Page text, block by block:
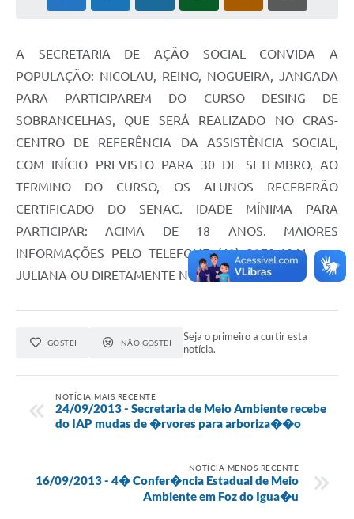
A SECRETARIA DE AÇÃO SOCIAL CONVIDA A
POPULAÇÃO: NICOLAU, REINO, NOGUEIRA, JANGADA
PARA PARTICIPAREM DO CURSO DESING DE
SOBRANCELHAS, QUE SERÁ REALIZADO NO CRAS-
CENTRO DE REFERÊNCIA DA ASSISTÊNCIA SOCIAL,
COM INÍCIO PREVISTO PARA 30 DE SETEMBRO, AO
TERMINO DO CURSO, OS ALUNOS RECEBERÃO
CERTIFICADO DO SENAC. IDADE MÍNIMA PARA
PARTICIPAR: ACIMA DE 18 ANOS. MAIORES
INFORMAÇÕES PELO TELEFONE (42) 3278-1041 com
JULIANA OU DIRETAMENTE NO CRAS.
GOSTEI NÃO GOSTEI
Seja o primeiro a curtir esta
notícia.
NOTÍCIA MAIS RECENTE
24/09/2013 - Secretaria de Meio Ambiente recebe
do IAP mudas de �rvores para arboriza��o
NOTÍCIA MENOS RECENTE
16/09/2013 - 4� Confer�ncia Estadual de Meio
Ambiente em Foz do Igua�u